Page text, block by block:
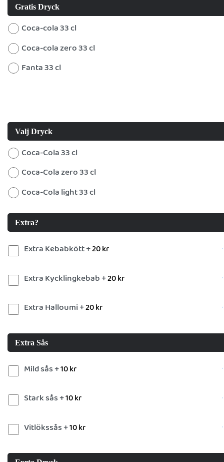
Gratis Dryck
Coca-cola 33 cl
Coca-cola zero 33 cl
Fanta 33 cl
Valj Dryck
Coca-Cola 33 cl
Coca-Cola zero 33 cl
Coca-Cola light 33 cl
Extra?
Extra Kebabkött +20kr
Extra Kycklingkebab +20kr
Extra Halloumi +20kr
Extra Sås
Mild sås +10kr
Stark sås +10kr
Vitlökssås +10kr